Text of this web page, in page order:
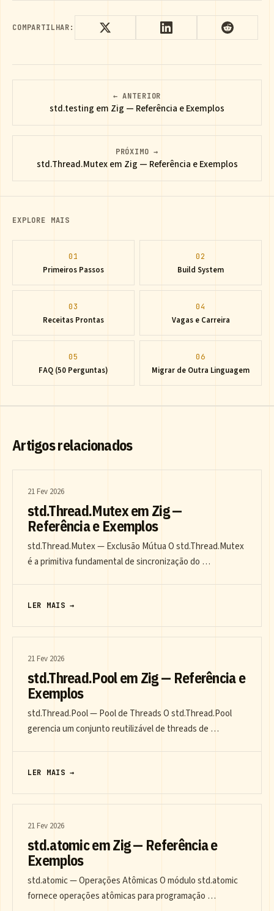
COMPARTILHAR:
← ANTERIOR
std.testing em Zig — Referência e Exemplos
PRÓXIMO →
std.Thread.Mutex em Zig — Referência e Exemplos
EXPLORE MAIS
01
Primeiros Passos
02
Build System
03
Receitas Prontas
04
Vagas e Carreira
05
FAQ (50 Perguntas)
06
Migrar de Outra Linguagem
Artigos relacionados
21 Fev 2026
std.Thread.Mutex em Zig —
Referência e Exemplos
std.Thread.Mutex — Exclusão Mútua O std.Thread.Mutex
é a primitiva fundamental de sincronização do …
LER MAIS →
21 Fev 2026
std.Thread.Pool em Zig — Referência e
Exemplos
std.Thread.Pool — Pool de Threads O std.Thread.Pool
gerencia um conjunto reutilizável de threads de …
LER MAIS →
21 Fev 2026
std.atomic em Zig — Referência e
Exemplos
std.atomic — Operações Atômicas O módulo std.atomic
fornece operações atômicas para programação …